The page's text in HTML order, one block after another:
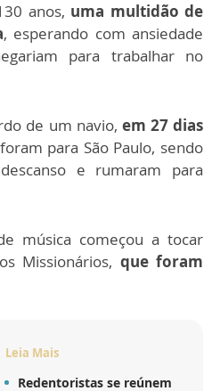
anos, uma multidão de
, esperando com ansiedade
para trabalhar no
de um navio, em 27 dias
para São Paulo, sendo
e rumaram para
música começou a tocar
Missionários, que foram
Leia Mais
Redentoristas se reúnem